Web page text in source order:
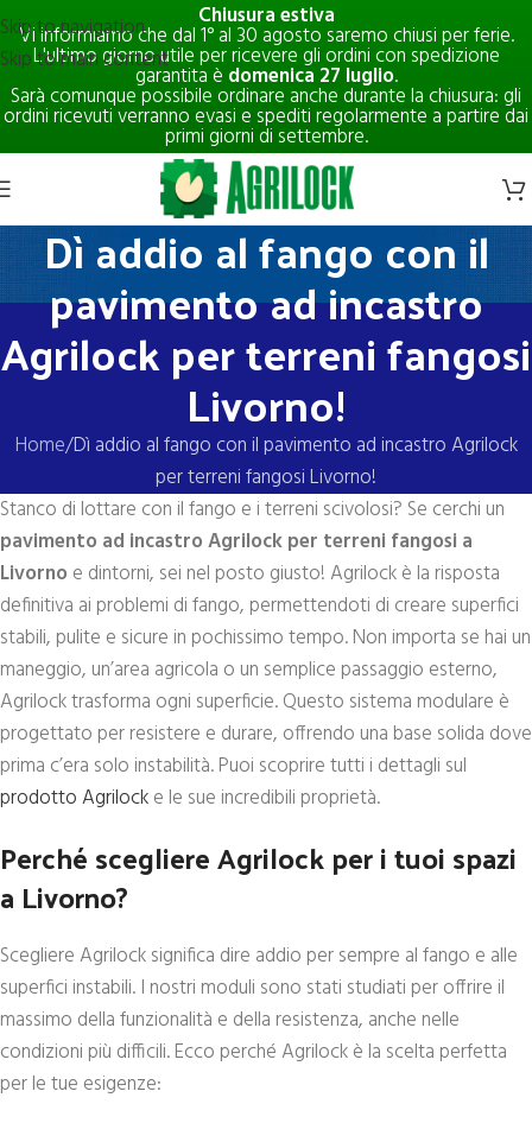
Chiusura estiva
Vi informiamo che dal 1° al 30 agosto saremo chiusi per ferie.
L'ultimo giorno utile per ricevere gli ordini con spedizione
garantita è domenica 27 luglio.
Sarà comunque possibile ordinare anche durante la chiusura: gli
ordini ricevuti verranno evasi e spediti regolarmente a partire dai
primi giorni di settembre.
Skip to navigation
Skip to main content
Dì addio al fango con il
pavimento ad incastro
Agrilock per terreni fangosi
Livorno!
Home Dì addio al fango con il pavimento ad incastro Agrilock
per terreni fangosi Livorno!
Stanco di lottare con il fango e i terreni scivolosi? Se cerchi un
pavimento ad incastro Agrilock per terreni fangosi a
Livorno e dintorni, sei nel posto giusto! Agrilock è la risposta
definitiva ai problemi di fango, permettendoti di creare superfici
stabili, pulite e sicure in pochissimo tempo. Non importa se hai un
maneggio, un’area agricola o un semplice passaggio esterno,
Agrilock trasforma ogni superficie. Questo sistema modulare è
progettato per resistere e durare, offrendo una base solida dove
prima c’era solo instabilità. Puoi scoprire tutti i dettagli sul
prodotto Agrilocke le sue incredibili proprietà.
Perché scegliere Agrilock per i tuoi spazi
a Livorno?
Scegliere Agrilock significa dire addio per sempre al fango e alle
superfici instabili. I nostri moduli sono stati studiati per offrire il
massimo della funzionalità e della resistenza, anche nelle
condizioni più difficili. Ecco perché Agrilock è la scelta perfetta
per le tue esigenze: